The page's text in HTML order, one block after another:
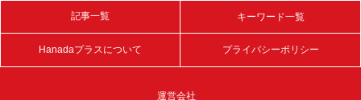
記事一覧 キーワード一覧
Hanadaプラスについて プライバシーポリシー
運営会社